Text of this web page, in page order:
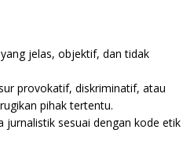
jelas, objektif, dan tidak
provokatif, diskriminatif, atau
pihak tertentu.
jurnalistik sesuai dengan kode etik